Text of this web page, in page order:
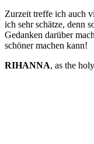
Zurzeit treffe ich auch
ich sehr schätze, denn
Gedanken darüber
schöner machen kann!
RIHANNA, as the